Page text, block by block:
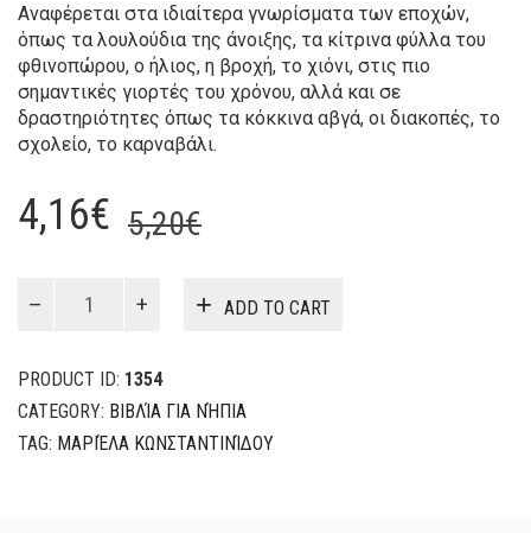
Αναφέρεται στα ιδιαίτερα γνωρίσματα των εποχών,
όπως τα λουλούδια της άνοιξης, τα κίτρινα φύλλα του
φθινοπώρου, ο ήλιος, η βροχή, το χιόνι, στις πιο
σημαντικές γιορτές του χρόνου, αλλά και σε
δραστηριότητες όπως τα κόκκινα αβγά, οι διακοπές, το
σχολείο, το καρναβάλι.
5,20€Original
was:
4,16€
Current
is:
quantity
ADD TO CART
PRODUCT ID: 1354
CATEGORY: ΒΙΒΛΊΑ ΓΙΑ ΝΉΠΙΑ
TAG: ΜΑΡΙΈΛΑ ΚΩΝΣΤΑΝΤΙΝΊΔΟΥ